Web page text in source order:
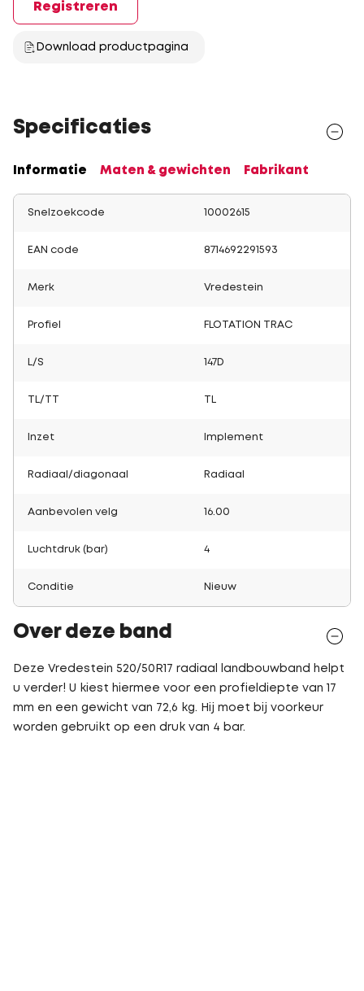
Registreren
Download productpagina
Specificaties
Informatie Maten & gewichten Fabrikant
Snelzoekcode 10002615
EAN code 8714692291593
Merk Vredestein
Profiel FLOTATION TRAC
L/S 147D
TL/TT
Inzet Implement
Radiaal/diagonaal Radiaal
Aanbevolen velg 16.00
Luchtdruk (bar) 4
Conditie Nieuw
Over deze band
Deze Vredestein 520/50R17 radiaal landbouwband helpt
u verder! U kiest hiermee voor een profieldiepte van 17
mm en een gewicht van 72,6 kg. Hij moet bij voorkeur
worden gebruikt op een druk van 4 bar.